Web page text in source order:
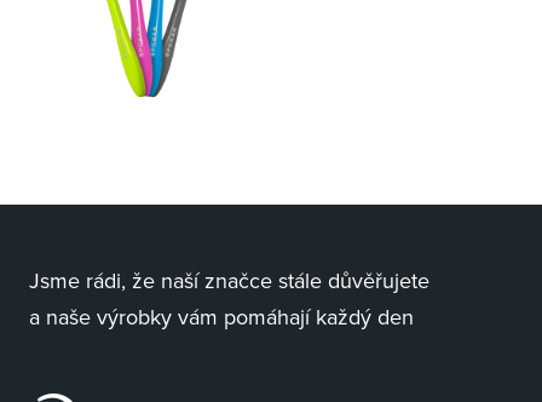
Jsme rádi, že naší značce stále důvěřujete
a naše výrobky vám pomáhají každý den